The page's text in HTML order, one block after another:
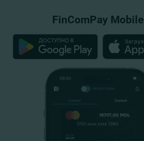
FinComPay Mobile